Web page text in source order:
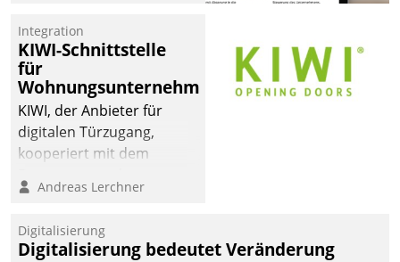
Ressort Kapitalanlage für
künftige Aufgaben und
Herausforderungen
gerüstet.
Integration
KIWI-Schnittstelle
für
Wohnungsunternehmen
KIWI, der Anbieter für
digitalen Türzugang,
kooperiert mit dem
Softwareentwicklungshaus
Andreas Lerchner
Digitalisierung
Digitalisierung bedeutet Veränderung